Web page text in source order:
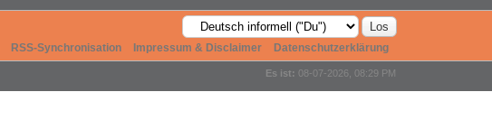
RSS-Synchronisation Impressum & Disclaimer Datenschutzerklärung
Es ist: 08-07-2026, 08:29 PM